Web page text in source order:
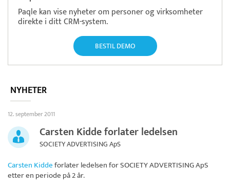
Paqle kan vise nyheter om personer og virksomheter
direkte i ditt CRM-system.
BESTIL DEMO
NYHETER
12. september 2011
Carsten Kidde forlater ledelsen
SOCIETY ADVERTISING ApS
Carsten Kiddeforlater ledelsen forSOCIETY ADVERTISING ApS
etter en periode på 2 år.